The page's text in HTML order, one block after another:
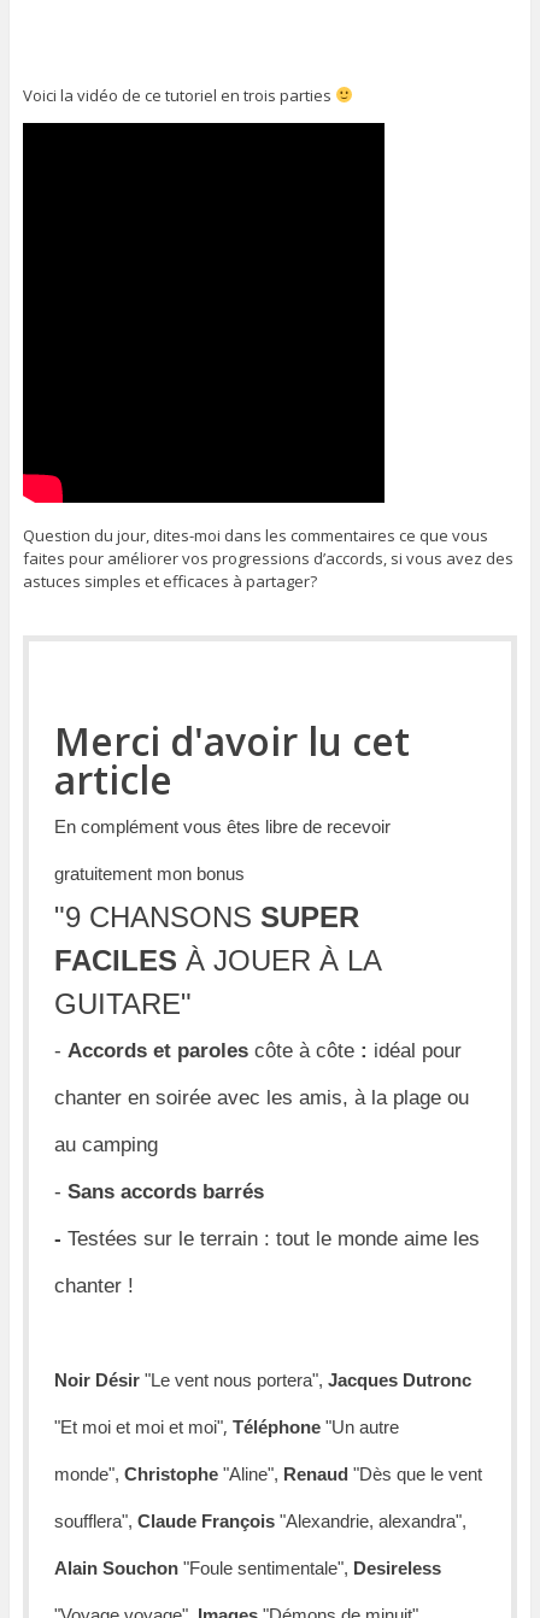
Voici la vidéo de ce tutoriel en trois parties
Question du jour, dites-moi dans les commentaires ce que vous
faites pour améliorer vos progressions d’accords, si vous avez des
astuces simples et efficaces à partager?
Merci d'avoir lu cet
article
En complément vous êtes libre de recevoir
gratuitement mon bonus
"9 CHANSONS SUPER
FACILES À JOUER À LA
GUITARE"
- Accords et paroles côte à côte: idéal pour
chanter en soirée avec les amis, à la plage ou
au camping
- Sans accords barrés
- Testées sur le terrain : tout le monde aime les
chanter !
Noir Désir"Le vent nous portera", Jacques Dutronc
"Et moi et moi et moi", Téléphone "Un autre
monde", Christophe"Aline", Renaud "Dès que le vent
soufflera", Claude François"Alexandrie, alexandra",
Alain Souchon"Foule sentimentale", Desireless